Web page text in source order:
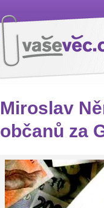
Miroslav
občanů za